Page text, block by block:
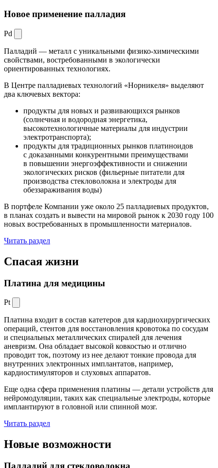
Новое применение палладия
Pd
Палладий — металл с уникальными физико-химическими
свойствами, востребованными в экологически
ориентированных технологиях.
В Центре палладиевых технологий «Норникеля» выделяют
два ключевых вектора:
продукты для новых и развивающихся рынков
(солнечная и водородная энергетика,
высокотехнологичные материалы для индустрии
электротранспорта);
продукты для традиционных рынков платиноидов
с доказанными конкурентными преимуществами
в повышении энергоэффективности и снижении
экологических рисков (фильерные питатели для
производства стекловолокна и электроды для
обеззараживания воды)
В портфеле Компании уже около 25 палладиевых продуктов,
в планах создать и вывести на мировой рынок к 2030 году 100
новых востребованных в промышленности материалов.
Читать раздел
Спасая жизни
Платина для медицины
Pt
Платина входит в состав катетеров для кардиохирургических
операций, стентов для восстановления кровотока по сосудам
и специальных металлических спиралей для лечения
аневризм. Она обладает высокой ковкостью и отлично
проводит ток, поэтому из нее делают тонкие провода для
внутренних электронных имплантатов, например,
кардиостимуляторов и слуховых аппаратов.
Еще одна сфера применения платины — детали устройств для
нейромодуляции, таких как специальные электроды, которые
имплантируют в головной или спинной мозг.
Читать раздел
Новые возможности
Палладий для стекловолокна